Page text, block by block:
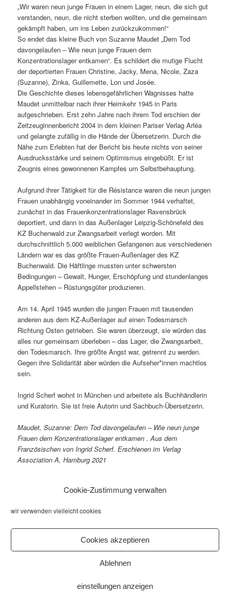
Cookie-Zustimmung verwalten
wir verwenden vielleicht cookies
Cookies akzeptieren
Ablehnen
einstellungen anzeigen
„Wir waren neun junge Frauen in einem Lager, neun, die sich gut
verstanden, neun, die nicht sterben wollten, und die gemeinsam
gekämpft haben, um ins Leben zurückzukommen!“
So endet das kleine Buch von Suzanne Maudet „Dem Tod
davongelaufen – Wie neun junge Frauen dem
Konzentrationslager entkamen“. Es schildert die mutige Flucht
der deportierten Frauen Christine, Jacky, Mena, Nicole, Zaza
(Suzanne), Zinka, Guillemette, Lon und Josée.
Die Geschichte dieses lebensgefährlichen Wagnisses hatte
Maudet unmittelbar nach ihrer Heimkehr 1945 in Paris
aufgeschrieben. Erst zehn Jahre nach ihrem Tod erschien der
Zeitzeuginnenbericht 2004 in dem kleinen Pariser Verlag Arléa
und gelangte zufällig in die Hände der Übersetzerin. Durch die
Nähe zum Erlebten hat der Bericht bis heute nichts von seiner
Ausdrucksstärke und seinem Optimismus eingebüßt. Er ist
Zeugnis eines gewonnenen Kampfes um Selbstbehauptung.
Aufgrund ihrer Tätigkeit für die Résistance waren die neun jungen
Frauen unabhängig voneinander im Sommer 1944 verhaftet,
zunächst in das Frauenkonzentrationslager Ravensbrück
deportiert, und dann in das Außenlager Leipzig-Schönefeld des
KZ Buchenwald zur Zwangsarbeit verlegt worden. Mit
durchschnittlich 5.000 weiblichen Gefangenen aus verschiedenen
Ländern war es das größte Frauen-Außenlager des KZ
Buchenwald. Die Häftlinge mussten unter schwersten
Bedingungen – Gewalt, Hunger, Erschöpfung und stundenlanges
Appellstehen – Rüstungsgüter produzieren.
Am 14. April 1945 wurden die jungen Frauen mit tausenden
anderen aus dem KZ-Außenlager auf einen Todesmarsch
Richtung Osten getrieben. Sie waren überzeugt, sie würden das
alles nur gemeinsam überleben – das Lager, die Zwangsarbeit,
den Todesmarsch. Ihre größte Angst war, getrennt zu werden.
Gegen ihre Solidarität aber würden die Aufseher*innen machtlos
sein.
Ingrid Scherf wohnt in München und arbeitete als Buchhändlerin
und Kuratorin. Sie ist freie Autorin und Sachbuch-Übersetzerin.
Maudet, Suzanne: Dem Tod davongelaufen – Wie neun junge
Frauen dem Konzentrationslager entkamen . Aus dem
Französischen von Ingrid Scherf. Erschienen im Verlag
Assoziation A, Hamburg 2021
Veranstaltungen